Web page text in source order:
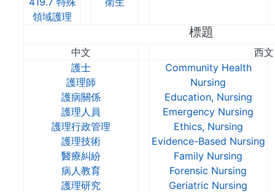
領域護理
標題
中文
西文
護士
護理師
護病關係
護理人員
護理行政管理
護理技術
醫療糾紛
病人教育
護理研究
Community Health
Nursing
Education, Nursing
Emergency Nursing
Ethics, Nursing
Evidence-Based Nursing
Family Nursing
Forensic Nursing
Geriatric Nursing